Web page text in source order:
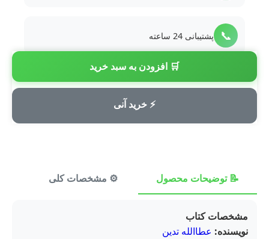
🛒 افزودن به سبد خرید
⚡ خرید آنی
📞 پشتیبانی 24 ساعته
💳 پرداخت امن
📝 توضیحات محصول ⚙️ مشخصات کلی
مشخصات کتاب
نویسنده: عطاالله تدین